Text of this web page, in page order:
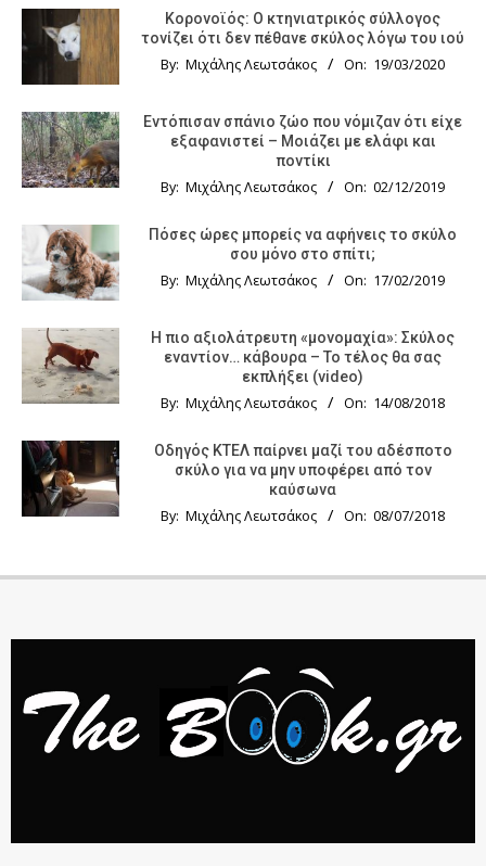
Κορονοϊός: Ο κτηνιατρικός σύλλογος
τονίζει ότι δεν πέθανε σκύλος λόγω του ιού
By: Μιχάλης Λεωτσάκος On: 19/03/2020
Εντόπισαν σπάνιο ζώο που νόμιζαν ότι είχε
εξαφανιστεί – Μοιάζει με ελάφι και
ποντίκι
By: Μιχάλης Λεωτσάκος On: 02/12/2019
Πόσες ώρες μπορείς να αφήνεις το σκύλο
σου μόνο στο σπίτι;
By: Μιχάλης Λεωτσάκος On: 17/02/2019
Η πιο αξιολάτρευτη «μονομαχία»: Σκύλος
εναντίον… κάβουρα – Το τέλος θα σας
εκπλήξει (video)
By: Μιχάλης Λεωτσάκος On: 14/08/2018
Οδηγός KTΕΛ παίρνει μαζί του αδέσποτο
σκύλο για να μην υποφέρει από τον
καύσωνα
By: Μιχάλης Λεωτσάκος On: 08/07/2018